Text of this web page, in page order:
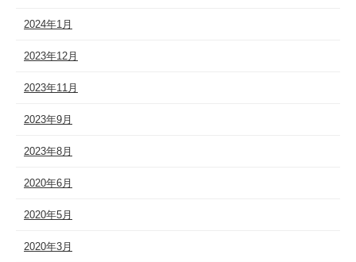
2024年1月
2023年12月
2023年11月
2023年9月
2023年8月
2020年6月
2020年5月
2020年3月